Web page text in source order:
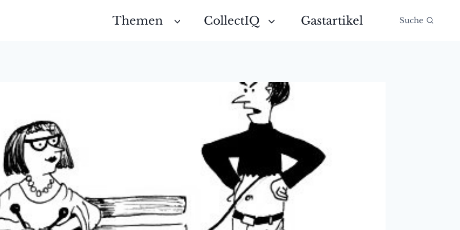
Themen CollectIQ Gastartikel Suche